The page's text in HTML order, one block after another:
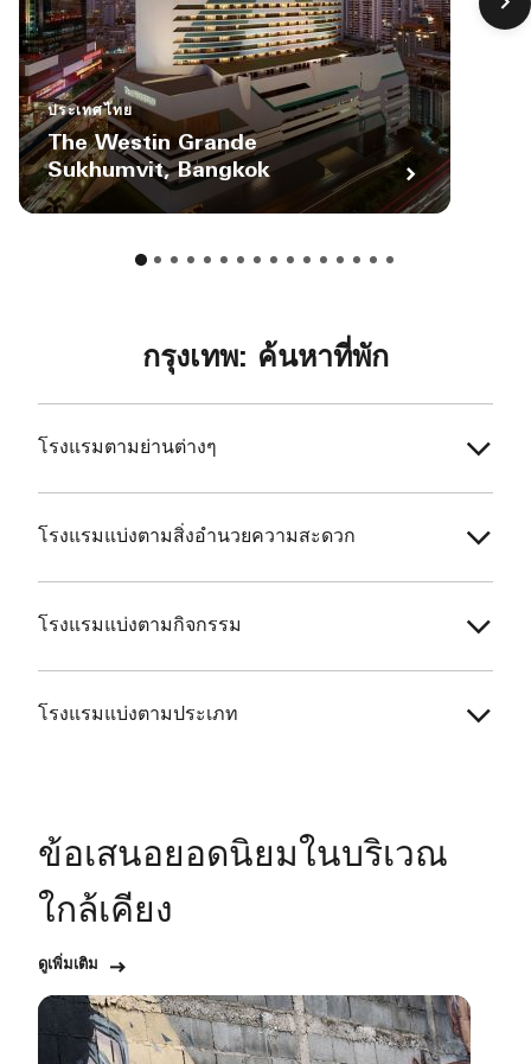
ประเทศไทย
The Westin Grande
Sukhumvit, Bangkok
กรุงเทพ: ค้นหาที่พัก
โรงแรมตามย่านต่างๆ
โรงแรมแบ่งตามสิ่งอำนวยความสะดวก
โรงแรมแบ่งตามกิจกรรม
โรงแรมแบ่งตามประเภท
ข้อเสนอยอดนิยมในบริเวณ
ใกล้เคียง
ดูเพิ่มเติม